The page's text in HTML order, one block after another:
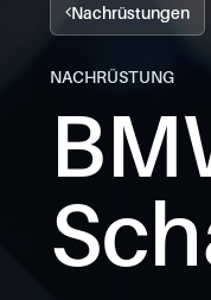
Nachrüstungen
NACHRÜSTUNG